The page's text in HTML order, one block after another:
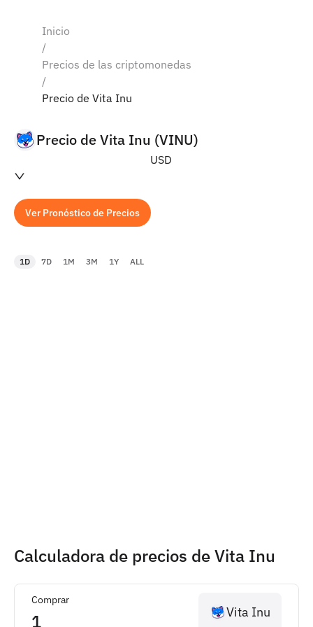
Inicio
/
Precios de las criptomonedas
/
Precio de Vita Inu
Precio de Vita Inu (VINU)
USD
Ver Pronóstico de Precios
1D 7D 1M 3M 1Y ALL
Calculadora de precios de Vita Inu
Comprar
Vita Inu